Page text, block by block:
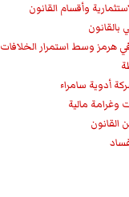
وأقسام القانون
هرمز وسط استمرار الخلافات
أدوية سامراء
القانون